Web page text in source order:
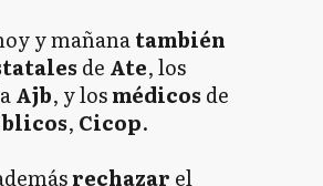
y mañanatambién
de Ate, los
Ajb, y losmédicos de
, Cicop.
rechazar el